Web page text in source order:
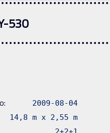
530
2009-08-04
14,8 m x 2,55 m